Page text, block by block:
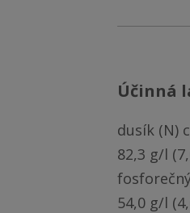
účinná
dusík (N)
82,3 g/l
54,0 g/l